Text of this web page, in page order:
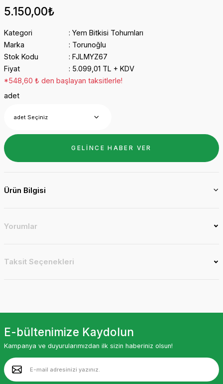
5.150,00₺
Kategori
Yem Bitkisi Tohumları
Marka
Torunoğlu
Stok Kodu
FJLMYZ67
Fiyat
5.099,01 TL + KDV
*548,60 ₺ den başlayan taksitlerle!
adet
GELİNCE HABER VER
Ürün Bilgisi
Yorumlar
Taksit Seçenekleri
E-bültenimize Kaydolun
Kampanya ve duyurularımızdan ilk sizin haberiniz olsun!